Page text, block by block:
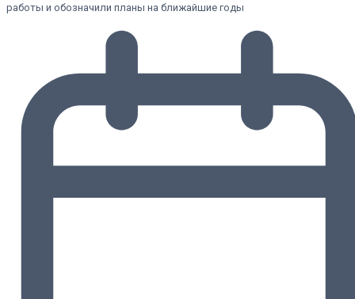
работы и обозначили планы на ближайшие годы